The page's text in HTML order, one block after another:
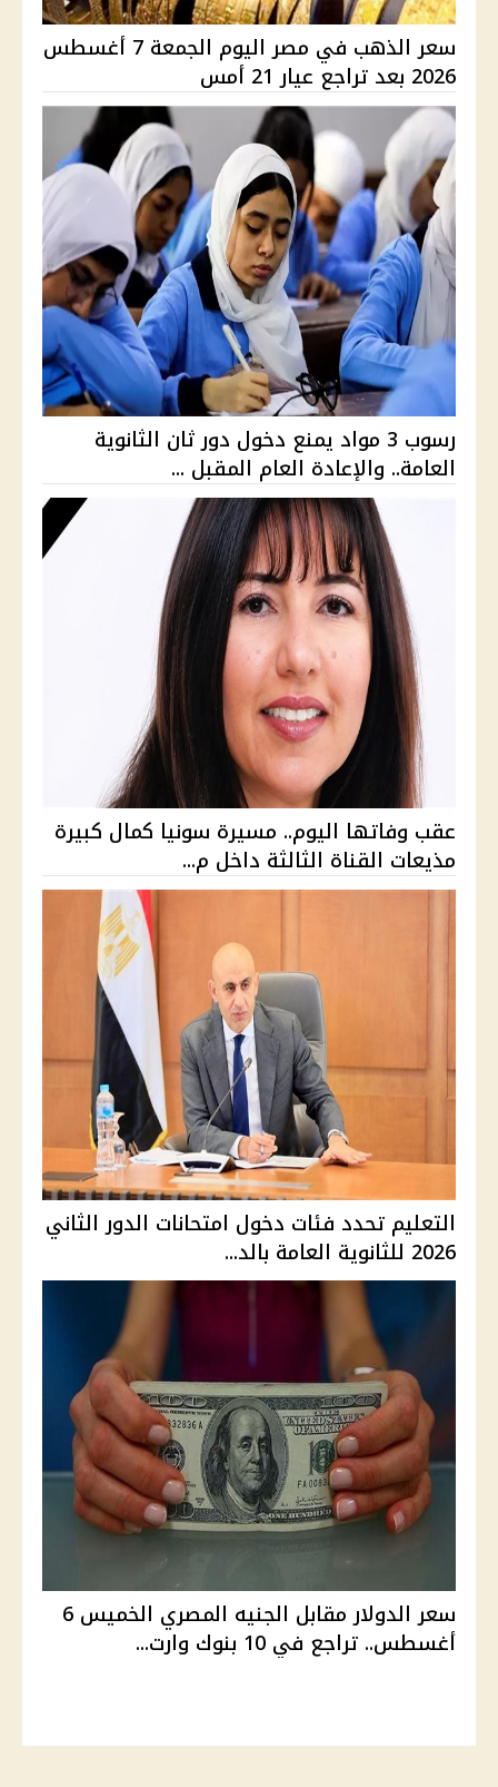
سعر الذهب في مصر اليوم الجمعة 7 أغسطس
2026 بعد تراجع عيار 21 أمس
رسوب 3 مواد يمنع دخول دور ثان الثانوية
العامة.. والإعادة العام المقبل ...
عقب وفاتها اليوم.. مسيرة سونيا كمال كبيرة
مذيعات القناة الثالثة داخل م...
التعليم تحدد فئات دخول امتحانات الدور الثاني
2026 للثانوية العامة بالد...
سعر الدولار مقابل الجنيه المصري الخميس 6
أغسطس.. تراجع في 10 بنوك وارت...